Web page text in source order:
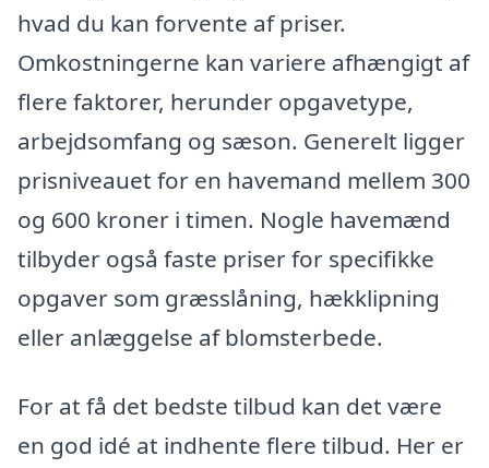
hvad du kan forvente af priser.
Omkostningerne kan variere afhængigt af
flere faktorer, herunder opgavetype,
arbejdsomfang og sæson. Generelt ligger
prisniveauet for en havemand mellem 300
og 600 kroner i timen. Nogle havemænd
tilbyder også faste priser for specifikke
opgaver som græsslåning, hækklipning
eller anlæggelse af blomsterbede.
For at få det bedste tilbud kan det være
en god idé at indhente flere tilbud. Her er